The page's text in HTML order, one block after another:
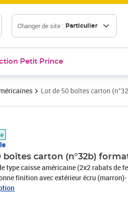
Changer de site : Particulier
Petit Prince
Lot de 50 boîtes carton
boîtes carton (n°32b)
type caisse américaine (2x2 rabats de
finition avec extérieur écru
en colis postal.- Très pratique pour
meilleur rapport qualité/prix en terme de